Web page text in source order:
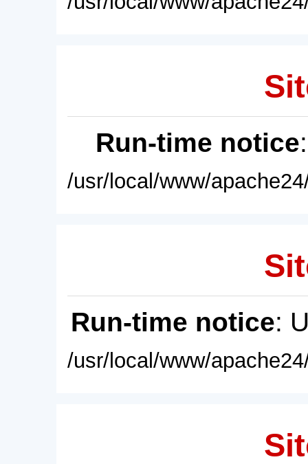
Run-time notice
/usr/local/www/
Run-time notice:
/usr/local/www/